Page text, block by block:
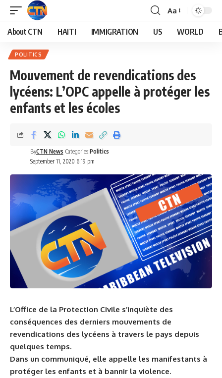
Aa
About CTN HAITI IMMIGRATION US WORLD
POLITICS
Mouvement de revendications des
lycéens: L’OPC appelle à protéger les
enfants et les écoles
September 11, 2020 6:19 pm
ByCTN News Categories:Politics
L’Office de la Protection Civile s’inquiète des
conséquences des derniers mouvements de
revendications des lycéens à travers le pays depuis
quelques temps.
Dans un communiqué, elle appelle les manifestants à
protéger les enfants et à bannir la violence.